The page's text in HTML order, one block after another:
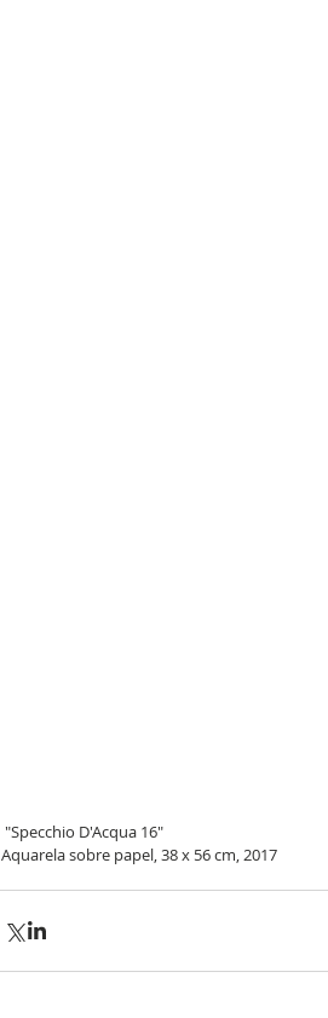
"Specchio D'Acqua 16"
Aquarela sobre papel, 38 x 56 cm, 2017